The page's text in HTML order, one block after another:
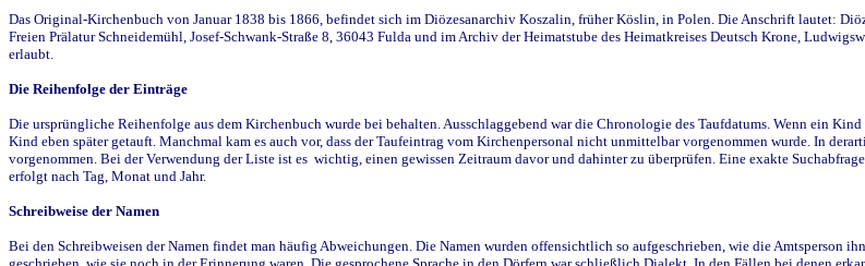
Das Original-Kirchenbuch von Januar 1838 bis 1866, befindet sich im Diözesanarchiv Koszalin, früher Köslin, in Polen. Die Anschrift lautet:
Freien Prälatur Schneidemühl, Josef-Schwank-Straße 8, 36043 Fulda und im Archiv der Heimatstube des Heimatkreises Deutsch Krone,
erlaubt.
Die Reihenfolge der Einträge
Die ursprüngliche Reihenfolge aus dem Kirchenbuch wurde bei behalten. Ausschlaggebend war die Chronologie des Taufdatums. Wenn ein
Kind eben später getauft. Manchmal kam es auch vor, dass der Taufeintrag vom Kirchenpersonal nicht unmittelbar vorgenommen wurde. In
vorgenommen. Bei der Verwendung der Liste ist es wichtig, einen gewissen Zeitraum davor und dahinter zu überprüfen. Eine exakte
erfolgt nach Tag, Monat und Jahr.
Schreibweise der Namen
Bei den Schreibweisen der Namen findet man häufig Abweichungen. Die Namen wurden offensichtlich so aufgeschrieben, wie die Amtsperson